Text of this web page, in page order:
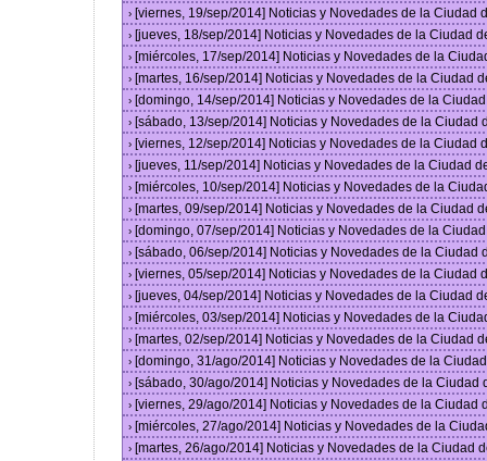
› [viernes, 19/sep/2014] Noticias y Novedades de la Ciudad
› [jueves, 18/sep/2014] Noticias y Novedades de la Ciudad
› [miércoles, 17/sep/2014] Noticias y Novedades de la
› [martes, 16/sep/2014] Noticias y Novedades de la Ciudad
› [domingo, 14/sep/2014] Noticias y Novedades de la
› [sábado, 13/sep/2014] Noticias y Novedades de la Ciudad
› [viernes, 12/sep/2014] Noticias y Novedades de la Ciudad
› [jueves, 11/sep/2014] Noticias y Novedades de la Ciudad
› [miércoles, 10/sep/2014] Noticias y Novedades de la
› [martes, 09/sep/2014] Noticias y Novedades de la Ciudad
› [domingo, 07/sep/2014] Noticias y Novedades de la
› [sábado, 06/sep/2014] Noticias y Novedades de la Ciudad
› [viernes, 05/sep/2014] Noticias y Novedades de la Ciudad
› [jueves, 04/sep/2014] Noticias y Novedades de la Ciudad
› [miércoles, 03/sep/2014] Noticias y Novedades de la
› [martes, 02/sep/2014] Noticias y Novedades de la Ciudad
› [domingo, 31/ago/2014] Noticias y Novedades de la
› [sábado, 30/ago/2014] Noticias y Novedades de la Ciudad
› [viernes, 29/ago/2014] Noticias y Novedades de la Ciudad
› [miércoles, 27/ago/2014] Noticias y Novedades de la
› [martes, 26/ago/2014] Noticias y Novedades de la Ciudad